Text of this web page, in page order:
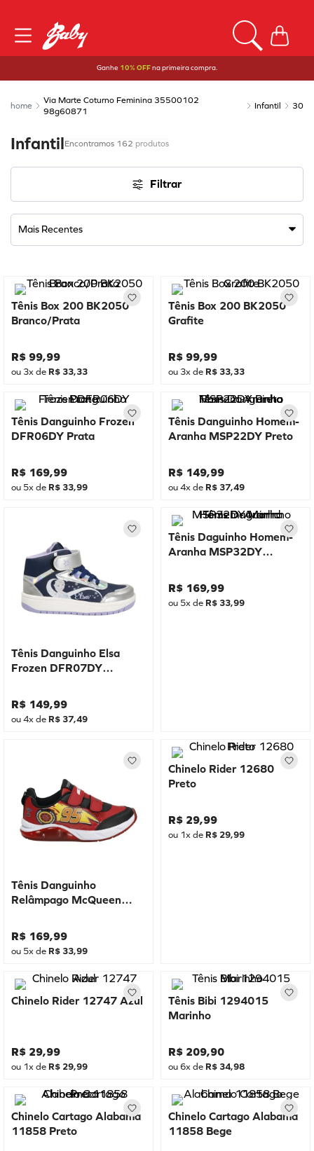
Ganhe 10% OFFna primeira compra.
Via Marte Coturno Feminina 35500102
98g60871
Infantil 30
Infantil 162 produtos
Filtrar
Mais Recentes
Tênis Box 200 BK2050
Branco/Prata
R$ 99,99
ou 3x de R$ 33,33
Tênis Box 200 BK2050
Grafite
R$ 99,99
ou 3x de R$ 33,33
Tênis Danguinho Frozen
DFR06DY Prata
R$ 169,99
ou 5x de R$ 33,99
Tênis Danguinho Homem-
Aranha MSP22DY Preto
R$ 149,99
ou4x de R$ 37,49
Tênis Danguinho Elsa
Frozen DFR07DY
R$ 149,99
ou4x de R$ 37,49
Tênis Daguinho Homem-
Aranha MSP32DY
R$ 169,99
ou 5x de R$ 33,99
Tênis Danguinho
Relâmpago McQueen
R$ 169,99
ou 5x de R$ 33,99
Chinelo Rider 12680
Preto
R$ 29,99
ou 1x de R$ 29,99
Chinelo Rider 12747 Azul
R$ 29,99
ou 1x de R$ 29,99
Tênis Bibi 1294015
Marinho
R$ 209,90
ou6x de R$ 34,98
Chinelo Cartago Alabama
11858 Preto
Chinelo Cartago Alabama
11858 Bege